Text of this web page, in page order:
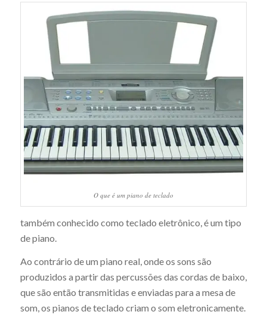
O que é um piano de teclado
também conhecido como teclado eletrônico, é um tipo
de piano.
Ao contrário de um piano real, onde os sons são
produzidos a partir das percussões das cordas de baixo,
que são então transmitidas e enviadas para a mesa de
som, os pianos de teclado criam o som eletronicamente.